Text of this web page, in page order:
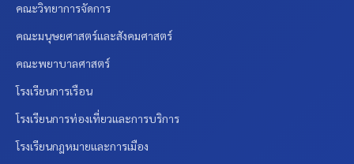
คณะวิทยาการจัดการ
คณะมนุษยศาสตร์และสังคมศาสตร์
คณะพยาบาลศาสตร์
โรงเรียนการเรือน
โรงเรียนการท่องเที่ยวและการบริการ
โรงเรียนกฎหมายและการเมือง